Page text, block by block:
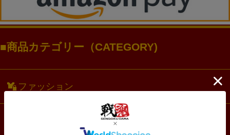
商品カテゴリー（CATEGORY)
ファッション
アクセサリー・アクスタ